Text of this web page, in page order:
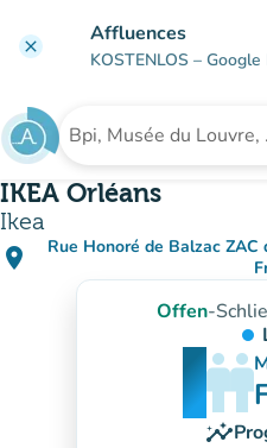
clear Affluences
KOSTENLOS – Google
Suche nach einer
IKEA Orléans
Ikea
place
Rue Honoré de Balzac ZAC
Offen-
man
man
insights